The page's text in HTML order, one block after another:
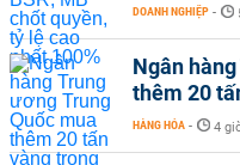
DOANH NGHIỆP -
Ngân
thêm 20
HÀNG HÓA - 4